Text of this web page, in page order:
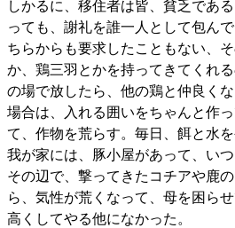
しかるに、移住者は皆、貧乏であ
っても、謝礼を誰一人として包ん
ちらからも要求したこともない、
か、鶏三羽とかを持ってきてくれ
の場で放したら、他の鶏と仲良く
場合は、入れる囲いをちゃんと作
て、作物を荒らす。毎日、餌と水
我が家には、豚小屋があって、い
その辺で、撃ってきたコチアや鹿
ら、気性が荒くなって、母を困ら
高くしてやる他になかった。